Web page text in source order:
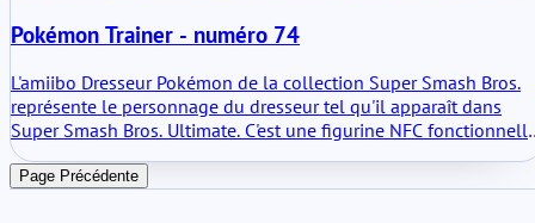
Pokémon Trainer - numéro 74
L'amiibo Dresseur Pokémon de la collection Super Smash Bros.
représente le personnage du dresseur tel qu'il apparaît dans
Super Smash Bros. Ultimate. C'est une figurine NFC
qui stocke des données et interagit avec les jeux Nintendo
compatibles. En termes pratiques, c'est un partenaire
Page Précédente